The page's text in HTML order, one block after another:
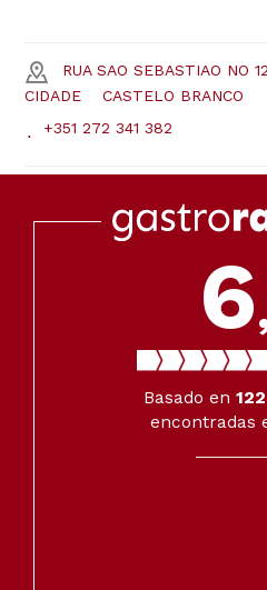
RUA SAO SEBASTIAO NO
CIDADE
CASTELO BRANCO
+351 272 341 382
6
Basado en 122
encontradas